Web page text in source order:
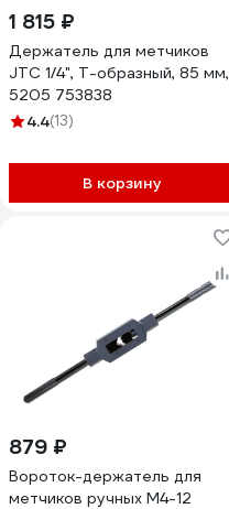
1 815 ₽
Держатель для метчиков
JTC 1/4", Т-образный, 85 мм,
5205 753838
4.4(13)
В корзину
879 ₽
Вороток-держатель для
метчиков ручных M4-12